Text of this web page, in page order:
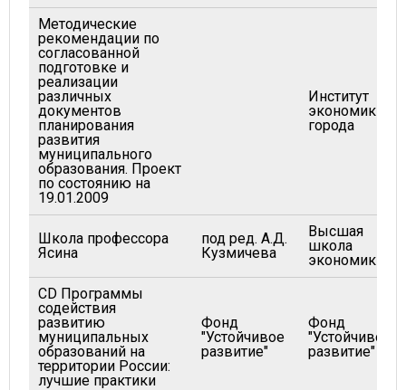
Методические
рекомендации по
согласованной
подготовке и
реализации
различных
документов
планирования
развития
муниципального
образования. Проект
по состоянию на
19.01.2009
Институт
экономики
города
Школа профессора
Ясина
под ред. А.Д.
Кузмичева
Высшая
школа
экономики
CD Программы
содействия
развитию
муниципальных
образований на
территории России:
лучшие практики
Фонд
"Устойчивое
развитие"
Фонд
"Устойчивое
развитие"